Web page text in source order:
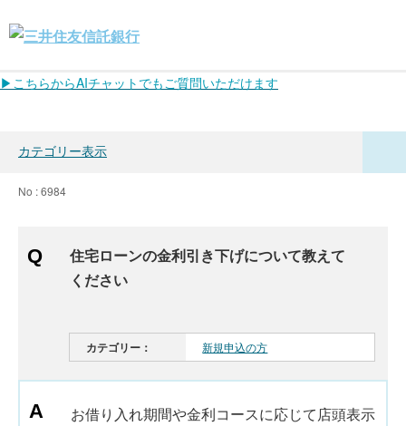
▶こちらからAIチャットでもご質問いただけます
カテゴリー表示
No : 6984
住宅ローンの金利引き下げについて教えて
ください
カテゴリー： 新規申込の方
お借り入れ期間や金利コースに応じて店頭表示